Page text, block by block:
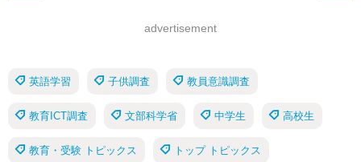
advertisement
英語学習 子供調査 教員意識調査
教育ICT調査 文部科学省 中学生 高校生
教育・受験 トピックス トップ トピックス